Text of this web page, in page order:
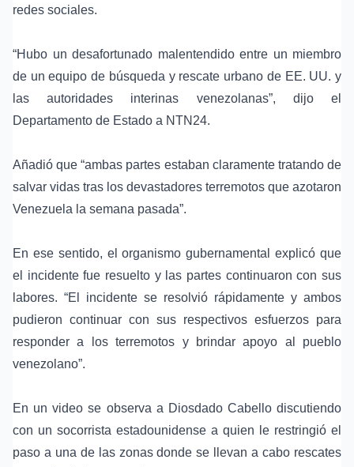
redes sociales.
“Hubo un desafortunado malentendido entre un miembro
de un equipo de búsqueda y rescate urbano de EE. UU. y
las autoridades interinas venezolanas”, dijo el
Departamento de Estado a NTN24.
Añadió que “ambas partes estaban claramente tratando de
salvar vidas tras los devastadores terremotos que azotaron
Venezuela la semana pasada”.
En ese sentido, el organismo gubernamental explicó que
el incidente fue resuelto y las partes continuaron con sus
labores. “El incidente se resolvió rápidamente y ambos
pudieron continuar con sus respectivos esfuerzos para
responder a los terremotos y brindar apoyo al pueblo
venezolano”.
En un video se observa a Diosdado Cabello discutiendo
con un socorrista estadounidense a quien le restringió el
paso a una de las zonas donde se llevan a cabo rescates